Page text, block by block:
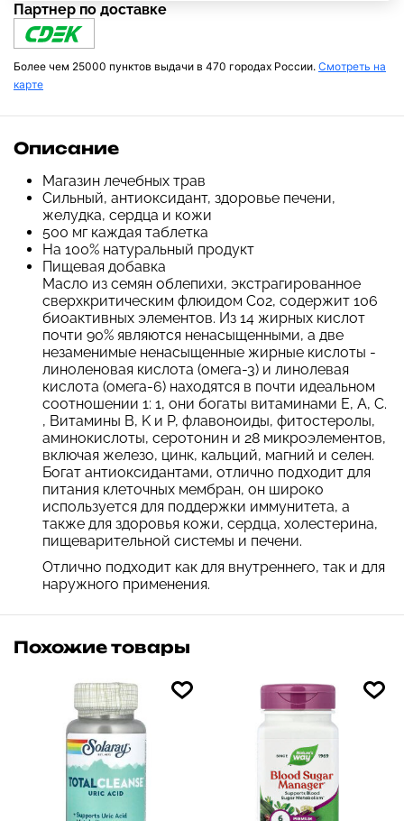
Партнер по доставке
Более чем 25000 пунктов выдачи в 470 городах России. Смотреть на
карте
Описание
Магазин лечебных трав
Сильный, антиоксидант, здоровье печени,
желудка, сердца и кожи
500 мг каждая таблетка
На 100% натуральный продукт
Пищевая добавка
Масло из семян облепихи, экстрагированное
сверхкритическим флюидом C02, содержит 106
биоактивных элементов. Из 14 жирных кислот
почти 90% являются ненасыщенными, а две
незаменимые ненасыщенные жирные кислоты -
линоленовая кислота (омега-3) и линолевая
кислота (омега-6) находятся в почти идеальном
соотношении 1: 1, они богаты витаминами E, A, C.
, Витамины B, K и P, флавоноиды, фитостеролы,
аминокислоты, серотонин и 28 микроэлементов,
включая железо, цинк, кальций, магний и селен.
Богат антиоксидантами, отлично подходит для
питания клеточных мембран, он широко
используется для поддержки иммунитета, а
также для здоровья кожи, сердца, холестерина,
пищеварительной системы и печени.
Отлично подходит как для внутреннего, так и для
наружного применения.
Похожие товары